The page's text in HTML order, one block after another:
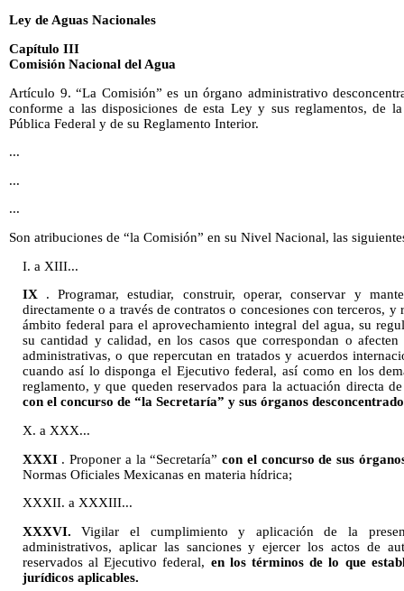
Ley de Aguas Nacionales
Capítulo III
Comisión Nacional del Agua
Artículo 9. “La Comisión” es un órgano administrativo
conforme a las disposiciones de esta Ley y sus reglamentos, de
Pública Federal y de su Reglamento Interior.
...
...
...
Son atribuciones de “la Comisión” en su Nivel Nacional, las
I. a XIII...
IX. Programar, estudiar, construir, operar, conservar y
directamente o a través de contratos o concesiones con terceros,
ámbito federal para el aprovechamiento integral del agua, su
su cantidad y calidad, en los casos que correspondan o
administrativas, o que repercutan en tratados y acuerdos
cuando así lo disponga el Ejecutivo federal, así como en los
reglamento, y que queden reservados para la actuación directa
con el concurso de “la Secretaría” y sus órganos
X. a XXX...
XXXI. Proponer a la “Secretaría”con el concurso de sus
Normas Oficiales Mexicanas en materia hídrica;
XXXII. a XXXIII...
XXXVI.Vigilar el cumplimiento y aplicación de la
administrativos, aplicar las sanciones y ejercer los actos de
reservados al Ejecutivo federal, en los términos de lo que
jurídicos aplicables.